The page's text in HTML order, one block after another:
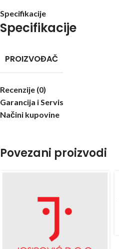
Specifikacije
Specifikacije
PROIZVOĐAČ
Recenzije (0)
Garancija i Servis
Načini kupovine
Povezani proizvodi